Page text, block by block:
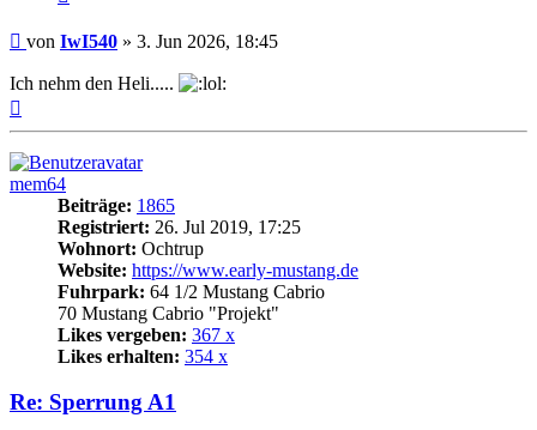
Beitrag
von IwI540 » 3. Jun 2026, 18:45
Ich nehm den Heli.....
mem64
Beiträge: 1865
Registriert: 26. Jul 2019, 17:25
Wohnort: Ochtrup
Website: https://www.early-mustang.de
Fuhrpark: 64 1/2 Mustang Cabrio
70 Mustang Cabrio "Projekt"
Likes vergeben: 367 x
Likes erhalten: 354 x
Re: Sperrung A1